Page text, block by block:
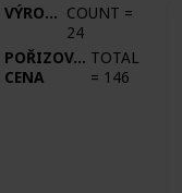
VÝROBCE COUNT =
24
POŘIZOVACÍ
CENA
TOTAL
= 146